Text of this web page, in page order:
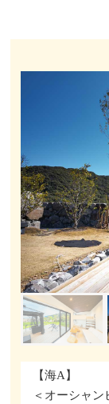
【海A】
＜オーシャン